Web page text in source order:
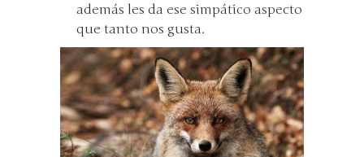
además les da ese simpático aspecto
que tanto nos gusta.